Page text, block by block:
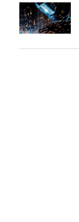
незважаючи
на
літнє
уповільнення
Tk
accelis
в